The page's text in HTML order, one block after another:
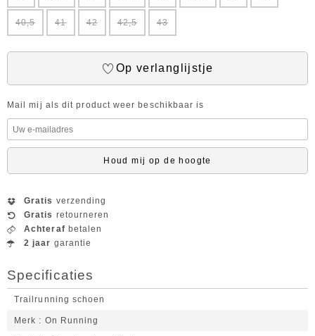
40,5 41 42 42,5 43
Op verlanglijstje
Mail mij als dit product weer beschikbaar is
Houd mij op de hoogte
Gratis verzending
Gratis retourneren
Achteraf betalen
2 jaar garantie
Specificaties
Trailrunning schoen
Merk On Running